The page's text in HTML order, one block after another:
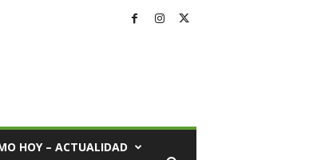
HOY – ACTUALIDAD